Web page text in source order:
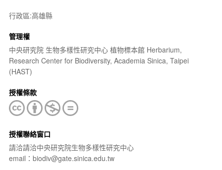
行政區:高雄縣
管理權
中央研究院 生物多樣性研究中心 植物標本館 Herbarium,
Research Center for Biodiversity, Academia Sinica, Taipei
(HAST)
授權條款
授權聯絡窗口
請洽請洽中央研究院生物多樣性研究中心
email：biodiv@gate.sinica.edu.tw